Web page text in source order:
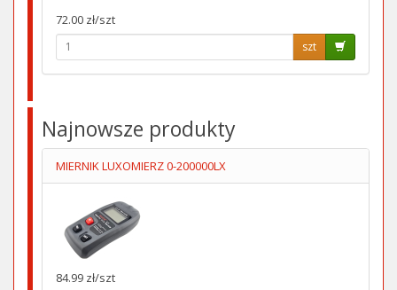
72.00 zł/szt
szt
Najnowsze produkty
MIERNIK LUXOMIERZ 0-200000LX
84.99 zł/szt